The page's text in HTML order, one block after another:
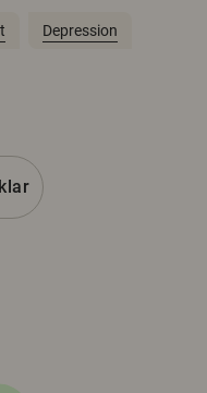
Depression